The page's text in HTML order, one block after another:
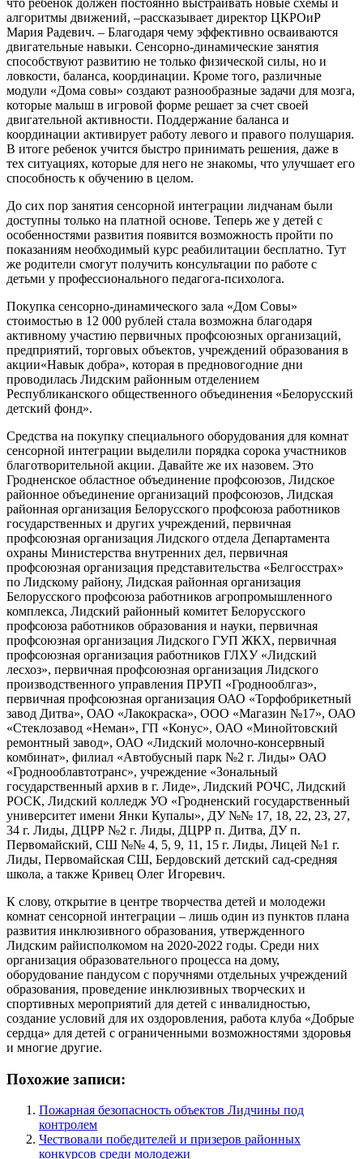
алгоритмы движений, –рассказывает директор ЦКРОиР
Мария Радевич. – Благодаря чему эффективно осваиваются
двигательные навыки. Сенсорно-динамические занятия
способствуют развитию не только физической силы, но и
ловкости, баланса, координации. Кроме того, различные
модули «Дома совы» создают разнообразные задачи для мозга,
которые малыш в игровой форме решает за счет своей
двигательной активности. Поддержание баланса и
координации активирует работу левого и правого полушария.
В итоге ребенок учится быстро принимать решения, даже в
тех ситуациях, которые для него не знакомы, что улучшает его
способность к обучению в целом.
До сих пор занятия сенсорной интеграции лидчанам были
доступны только на платной основе. Теперь же у детей с
особенностями развития появится возможность пройти по
показаниям необходимый курс реабилитации бесплатно. Тут
же родители смогут получить консультации по работе с
детьми у профессионального педагога-психолога.
Покупка сенсорно-динамического зала «Дом Совы»
стоимостью в 12 000 рублей стала возможна благодаря
активному участию первичных профсоюзных организаций,
предприятий, торговых объектов, учреждений образования в
акции«Навык добра», которая в предновогодние дни
проводилась Лидским районным отделением
Республиканского общественного объединения «Белорусский
детский фонд».
Средства на покупку специального оборудования для комнат
сенсорной интеграции выделили порядка сорока участников
благотворительной акции. Давайте же их назовем. Это
Гродненское областное объединение профсоюзов, Лидское
районное объединение организаций профсоюзов, Лидская
районная организация Белорусского профсоюза работников
государственных и других учреждений, первичная
профсоюзная организация Лидского отдела Департамента
охраны Министерства внутренних дел, первичная
профсоюзная организация представительства «Белгосстрах»
по Лидскому району, Лидская районная организация
Белорусского профсоюза работников агропромышленного
комплекса, Лидский районный комитет Белорусского
профсоюза работников образования и науки, первичная
профсоюзная организация Лидского ГУП ЖКХ, первичная
профсоюзная организация работников ГЛХУ «Лидский
лесхоз», первичная профсоюзная организация Лидского
производственного управления ПРУП «Гроднооблгаз»,
первичная профсоюзная организация ОАО «Торфобрикетный
завод Дитва», ОАО «Лакокраска», ООО «Магазин №17», ОАО
«Стеклозавод «Неман», ГП «Конус», ОАО «Минойтовский
ремонтный завод», ОАО «Лидский молочно-консервный
комбинат», филиал «Автобусный парк №2 г. Лиды» ОАО
«Гроднооблавтотранс», учреждение «Зональный
государственный архив в г. Лиде», Лидский РОЧС, Лидский
РОСК, Лидский колледж УО «Гродненский государственный
университет имени Янки Купалы», ДУ №№ 17, 18, 22, 23, 27,
34 г. Лиды, ДЦРР №2 г. Лиды, ДЦРР п. Дитва, ДУ п.
Первомайский, СШ №№ 4, 5, 9, 11, 15 г. Лиды, Лицей №1 г.
Лиды, Первомайская СШ, Бердовский детский сад-средняя
школа, а также Кривец Олег Игоревич.
К слову, открытие в центре творчества детей и молодежи
комнат сенсорной интеграции – лишь один из пунктов плана
развития инклюзивного образования, утвержденного
Лидским райисполкомом на 2020-2022 годы. Среди них
организация образовательного процесса на дому,
оборудование пандусом с поручнями отдельных учреждений
образования, проведение инклюзивных творческих и
спортивных мероприятий для детей с инвалидностью,
создание условий для их оздоровления, работа клуба «Добрые
сердца» для детей с ограниченными возможностями здоровья
и многие другие.
Похожие записи:
Пожарная безопасность объектов Лидчины под
контролем
Чествовали победителей и призеров районных
конкурсов среди молодежи